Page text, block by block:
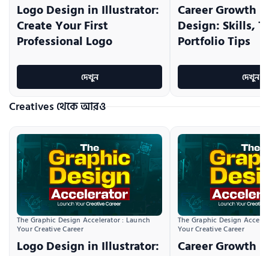
Logo Design in Illustrator:
Create Your First
Professional Logo
দেখুন
Career Growth
Design: Skills,
Portfolio Tips
দেখুন
Creatives থেকে আরও
The Graphic Design Accelerator : Launch
Your Creative Career
Logo Design in Illustrator:
The Graphic Design
Your Creative Career
Career Growth